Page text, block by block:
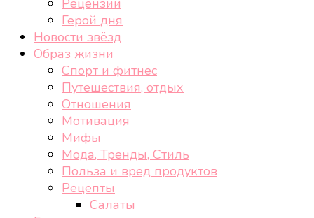
Рецензии
Герой дня
Новости звёзд
Образ жизни
Спорт и фитнес
Путешествия, отдых
Отношения
Мотивация
Мифы
Мода, Тренды, Стиль
Польза и вред продуктов
Рецепты
Салаты